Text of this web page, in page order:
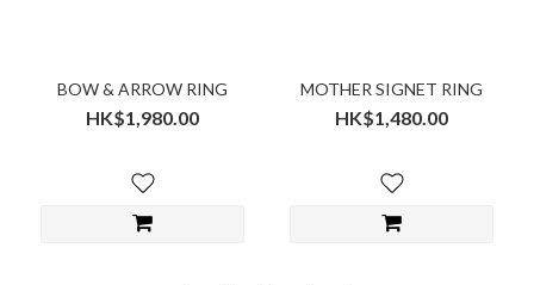
BOW & ARROW RING
HK$1,980.00
MOTHER SIGNET RING
HK$1,480.00